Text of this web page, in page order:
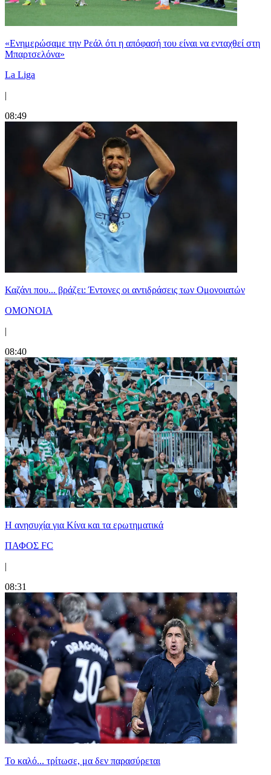
«Ενημερώσαμε την Ρεάλ ότι η απόφασή του είναι να ενταχθεί στη
Μπαρτσελόνα»
La Liga
|
08:49
Καζάνι που... βράζει: Έντονες οι αντιδράσεις των Ομονοιατών
ΟΜΟΝΟΙΑ
|
08:40
Η ανησυχία για Κίνα και τα ερωτηματικά
ΠΑΦΟΣ FC
|
08:31
Το καλό... τρίτωσε, μα δεν παρασύρεται